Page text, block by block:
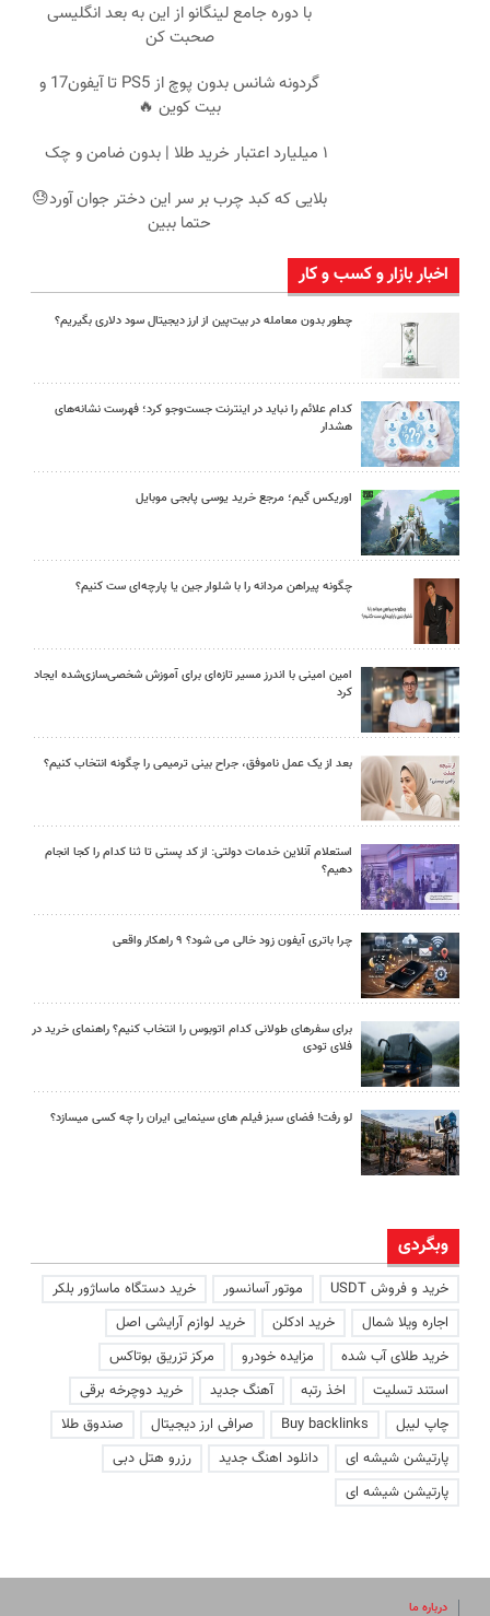
با دوره جامع لینگانو از این به بعد انگلیسی
صحبت کن
گردونه شانس بدون پوچ از PS5 تا آیفون17 و
بیت کوین 🔥
۱ میلیارد اعتبار خرید طلا | بدون ضامن و چک
بلایی که کبد چرب بر سر این دختر جوان آورد😓
حتما ببین
اخبار بازار و کسب و کار
چطور بدون معامله در بیت‌پین از ارز دیجیتال سود دلاری بگیریم؟
کدام علائم را نباید در اینترنت جست‌وجو کرد؛ فهرست نشانه‌های
هشدار
اوریکس گیم؛ مرجع خرید یوسی پابجی موبایل
چگونه پیراهن مردانه را با شلوار جین یا پارچه‌ای ست کنیم؟
امین امینی با اندرز مسیر تازه‌ای برای آموزش شخصی‌سازی‌شده ایجاد
کرد
بعد از یک عمل ناموفق، جراح بینی ترمیمی را چگونه انتخاب کنیم؟
استعلام آنلاین خدمات دولتی: از کد پستی تا ثنا کدام را کجا انجام
دهیم؟
چرا باتری آیفون زود خالی می شود؟ ۹ راهکار واقعی
برای سفرهای طولانی کدام اتوبوس را انتخاب کنیم؟ راهنمای خرید در
فلای تودی
لو رفت! فضای سبز فیلم های سینمایی ایران را چه کسی میسازد؟
وبگردی
خرید و فروش USDT موتور آسانسور
خرید دستگاه ماساژور بلکر
اجاره ویلا شمال
خرید ادکلن
خرید لوازم آرایشی اصل
خرید طلای آب شده
مزایده خودرو
مرکز تزریق بوتاکس
استند تسلیت
اخذ رتبه آهنگ جدید
خرید دوچرخه برقی
چاپ لیبل
Buy backlinks صرافی ارز دیجیتال
صندوق طلا
پارتیشن شیشه ای
دانلود اهنگ جدید
رزرو هتل دبی
پارتیشن شیشه ای
درباره ما